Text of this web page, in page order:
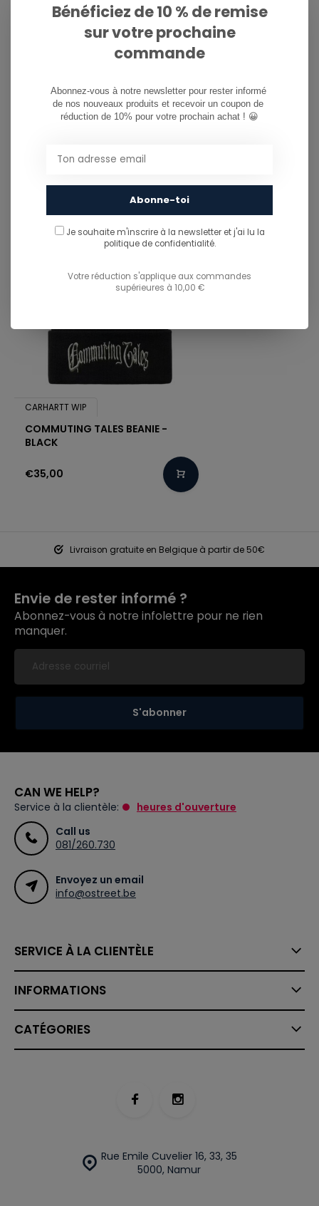
081/260.730
info@ostreet.be
PARTAGER CE PRODUIT
You might also like...
TU POURRAIS AUSSI AIMER...
CARHARTT WIP
COMMUTING TALES BEANIE -
BLACK
€35,00
Livraison gratuite en Belgique à partir de 50€
Envie de rester informé ?
Abonnez-vous à notre infolettre pour ne rien
manquer.
S'abonner
CAN WE HELP?
Service à la clientèle:
heures d'ouverture
Call us
081/260.730
Envoyez un email
info@ostreet.be
SERVICE À LA CLIENTÈLE
INFORMATIONS
CATÉGORIES
Rue Emile Cuvelier 16, 33, 35
5000, Namur
Bénéficiez de 10 % de remise
sur votre prochaine
commande
Abonnez-vous à notre newsletter pour rester informé
de nos nouveaux produits et recevoir un coupon de
réduction de 10% pour votre prochain achat ! 😀
Abonne-toi
Je souhaite m'inscrire à la newsletter et j'ai lu la
politique de confidentialité.
Votre réduction s'applique aux commandes
supérieures à 10,00 €